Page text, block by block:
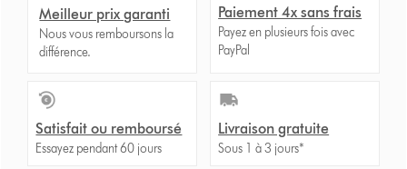
Meilleur prix garanti
Nous vous remboursons la
différence.
Paiement 4x sans frais
Payez en plusieurs fois avec
PayPal
Satisfait ou remboursé
Essayez pendant 60 jours
Livraison gratuite
Sous 1 à 3 jours*